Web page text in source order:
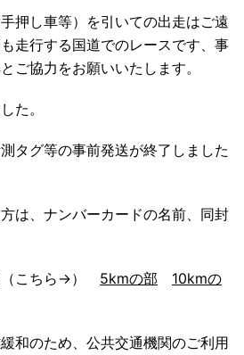
押し車等）を引いての出走はご遠
走行する国道でのレースです、事
ご協力をお願いいたします。
た。
タグ等の事前発送が終了しました
は、ナンバーカードの名前、同封
（こちら→） 5kmの部
10kmの
和のため、公共交通機関のご利用